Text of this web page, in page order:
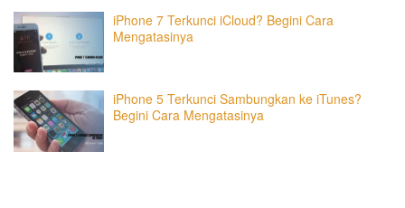
iPhone 7 Terkunci iCloud? Begini Cara
Mengatasinya
iPhone 5 Terkunci Sambungkan ke iTunes?
Begini Cara Mengatasinya